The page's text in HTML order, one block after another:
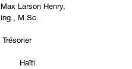
Max Larson Henry,
ing., M.Sc.
Trésorier
Haïti